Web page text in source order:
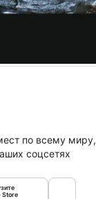
по всему миру,
соцсетях
Store